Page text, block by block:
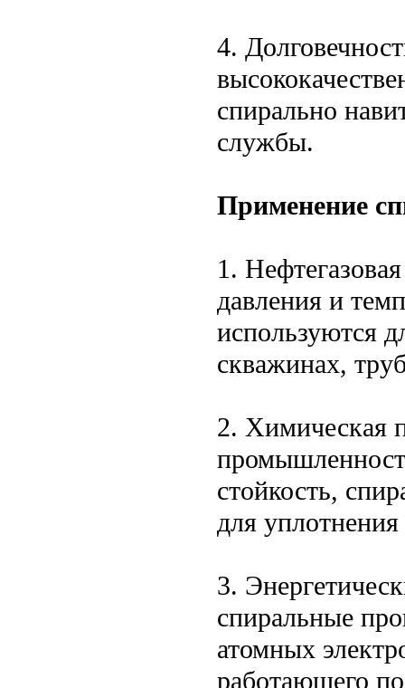
4.
спирально
службы.
Применение
1.
давления и
используются
скважинах,
2. Химическая
стойкость,
для уплотнения
3.
спиральные
атомных
работающего